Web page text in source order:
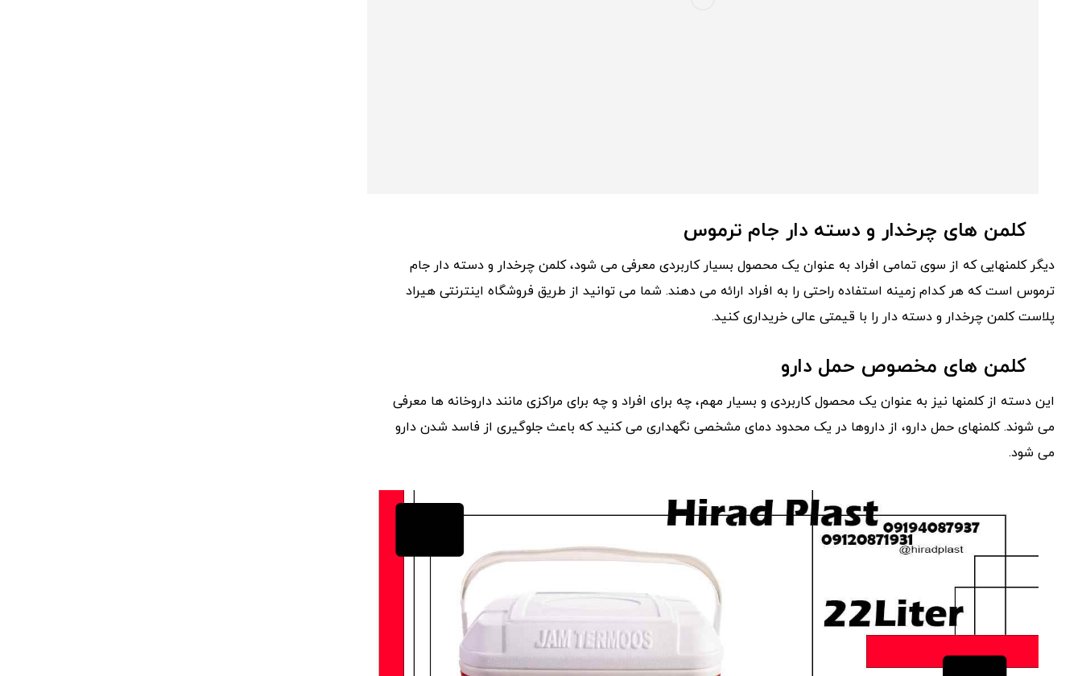
کلمن های چرخدار و دسته دار جام ترموس
دیگر کلمنهایی که از سوی تمامی افراد به عنوان یک محصول بسیار کاربردی معرفی می شود، کلمن چرخدار و دسته دار جام
ترموس است که هر کدام زمینه استفاده راحتی را به افراد ارائه می دهند. شما می توانید از طریق فروشگاه اینترنتی هیراد
پلاست کلمن چرخدار و دسته دار را با قیمتی عالی خریداری کنید.
کلمن های مخصوص حمل دارو
این دسته از کلمنها نیز به عنوان یک محصول کاربردی و بسیار مهم، چه برای افراد و چه برای مراکزی مانند داروخانه ها معرفی
می شوند. کلمنهای حمل دارو، از داروها در یک محدود دمای مشخصی نگهداری می کنید که باعث جلوگیری از فاسد شدن دارو
می شود.